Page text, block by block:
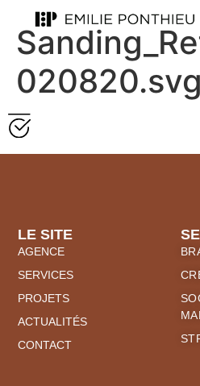
020820.svg
LE SITE
AGENCE
SERVICES
PROJETS
ACTUALITÉS
CONTACT